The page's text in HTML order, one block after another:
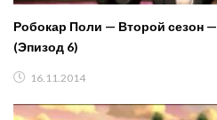
Робокар Поли — Второй сезон — Наша секретная база
(Эпизод 6)
16.11.2014